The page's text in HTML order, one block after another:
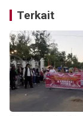
Terkait